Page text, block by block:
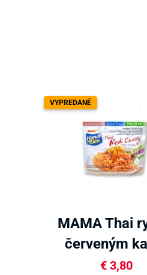
VYPREDANÉ
MAMA Thai
červeným
krevetami
€ 3,80